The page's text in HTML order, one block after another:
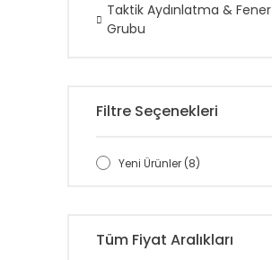
Taktik Aydınlatma & Fener
Grubu
Filtre Seçenekleri
Yeni Ürünler (8)
Tüm Fiyat Aralıkları